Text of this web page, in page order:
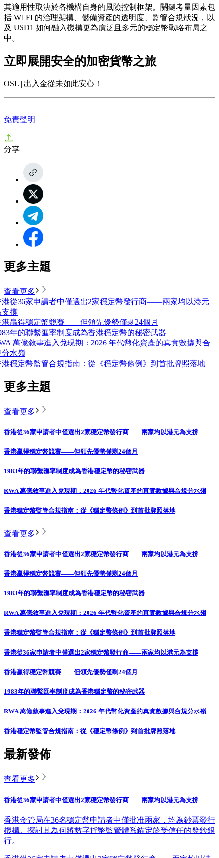
其適用性取決於各機構自身的風險控制框架。關鍵考量因素包
括 WLFI 的治理架構、儲備資產的透明度、監管合規狀況，以
及 USD1 如何融入機構更為廣泛且多元的穩定幣戰略布局之
中。
立即展開安全的加密貨幣之旅
OSL | 出入金從未如此安心！
免責聲明
分享
更多主題
查看更多
港從36家申請者中僅選出2家穩定幣發行商——兩家均以港元
支撐
港贏得穩定幣競賽——但領先優勢僅剩24個月
年的聯繫匯率制度成為香港穩定幣的秘密武器
萬億敘事進入兌現期：2026 年代幣化資產的真實數據與合
分水嶺
港穩定幣監管合規指南：從《穩定幣條例》到首批牌照落地
更多主題
查看更多
香港從36家申請者中僅選出2家穩定幣發行商——兩家均以港元為支撐
香港贏得穩定幣競賽——但領先優勢僅剩24個月
1983年的聯繫匯率制度成為香港穩定幣的秘密武器
RWA 萬億敘事進入兌現期：2026 年代幣化資產的真實數據與合規分水嶺
香港穩定幣監管合規指南：從《穩定幣條例》到首批牌照落地
查看更多
香港從36家申請者中僅選出2家穩定幣發行商——兩家均以港元為支撐
香港贏得穩定幣競賽——但領先優勢僅剩24個月
1983年的聯繫匯率制度成為香港穩定幣的秘密武器
RWA 萬億敘事進入兌現期：2026 年代幣化資產的真實數據與合規分水嶺
香港穩定幣監管合規指南：從《穩定幣條例》到首批牌照落地
香港從36家申請者中僅選出2家穩定幣發行商——兩家均以港元為支撐
香港贏得穩定幣競賽——但領先優勢僅剩24個月
1983年的聯繫匯率制度成為香港穩定幣的秘密武器
RWA 萬億敘事進入兌現期：2026 年代幣化資產的真實數據與合規分水嶺
香港穩定幣監管合規指南：從《穩定幣條例》到首批牌照落地
最新發佈
查看更多
香港從36家申請者中僅選出2家穩定幣發行商——兩家均以港元為支撐
香港金管局在36名穩定幣申請者中僅批准兩家，均為鈔票發行
機構。探討其為何將數字貨幣監管體系錨定於受信任的發鈔銀
行。